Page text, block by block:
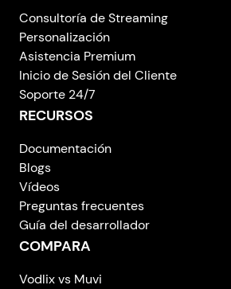
Consultoría de Streaming
Personalización
Asistencia Premium
Inicio de Sesión del Cliente
Soporte 24/7
RECURSOS
Documentación
Blogs
Vídeos
Preguntas frecuentes
Guía del desarrollador
COMPARA
Vodlix vs Muvi